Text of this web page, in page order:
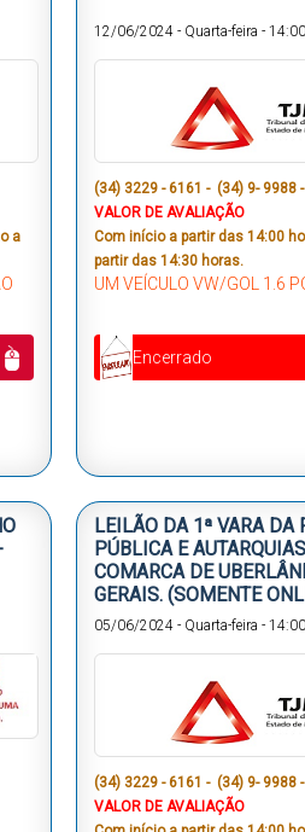
a
12/06/2024 - Quarta-feira - 14:00
(34) 3229 - 6161 - (34) 9- 9988 -
VALOR DE AVALIAÇÃO
Com início a partir das 14:00
partir das 14:30 horas.
UM VEÍCULO VW/GOL 1.6
Encerrado
LEILÃO DA 1ª VARA DA
PÚBLICA E
COMARCA DE
GERAIS. (SOMENTE
05/06/2024 - Quarta-feira - 14:00
(34) 3229 - 6161 - (34) 9- 9988 -
VALOR DE AVALIAÇÃO